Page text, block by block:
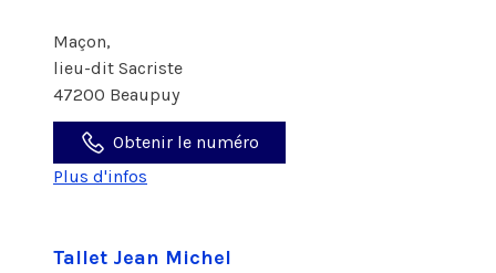
Maçon,
lieu-dit Sacriste
47200 Beaupuy
Obtenir le numéro
Plus d'infos
Tallet Jean Michel